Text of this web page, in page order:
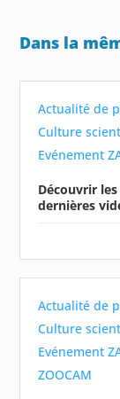
Dans la
Actualité de
Culture
Evénement
Découvrir les
dernières
Actualité de
Culture
Evénement
ZOOCAM